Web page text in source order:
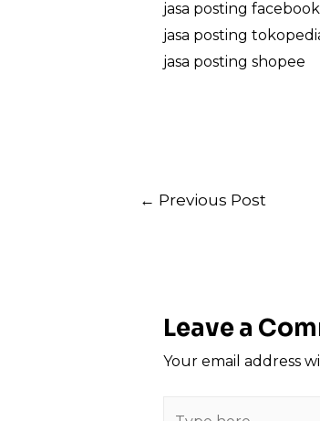
jasa posting facebook
jasa posting
jasa posting shopee
Post
← Previous Post
Leave a
Your email address